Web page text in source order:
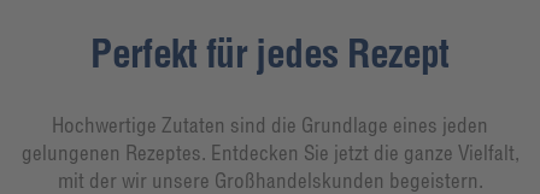
Perfekt für jedes Rezept
Hochwertige Zutaten sind die Grundlage eines jeden
gelungenen Rezeptes. Entdecken Sie jetzt die ganze Vielfalt,
mit der wir unsere Großhandelskunden begeistern.